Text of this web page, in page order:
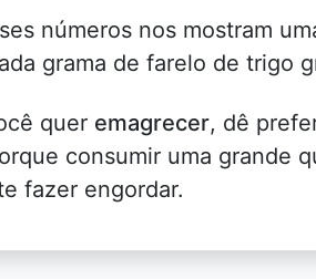
números nos mostram
grama de farelo de trigo
quer emagrecer, dê
consumir uma grande
fazer engordar.